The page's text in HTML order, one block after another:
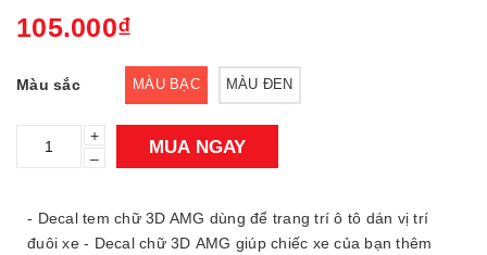
105.000₫
Màu sắc MÀU BẠC MÀU ĐEN
+
–
MUA NGAY
- Decal tem chữ 3D AMG dùng để trang trí ô tô dán vị trí
đuôi xe - Decal chữ 3D AMG giúp chiếc xe của bạn thêm